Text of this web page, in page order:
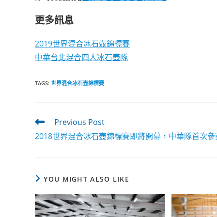
更多訊息
2019世界混合冰石壺錦標賽
中華台北混合四人冰石壺隊
TAGS: 世界混合冰石壺錦標賽
Read
articles
Previous Post
2018世界混合冰石壺錦標賽即將開幕，中華隊首次參
YOU MIGHT ALSO LIKE